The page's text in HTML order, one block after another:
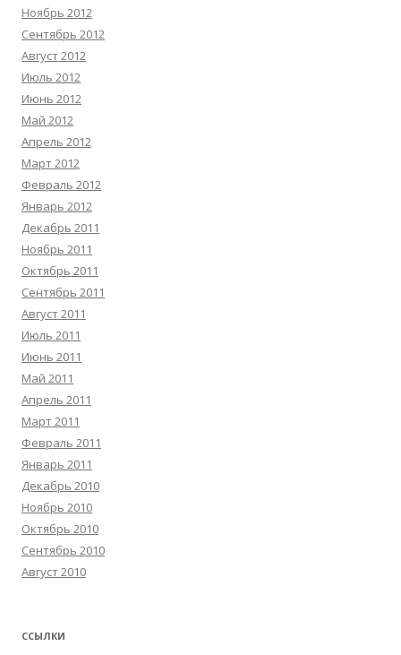
Ноябрь 2012
Сентябрь 2012
Август 2012
Июль 2012
Июнь 2012
Май 2012
Апрель 2012
Март 2012
Февраль 2012
Январь 2012
Декабрь 2011
Ноябрь 2011
Октябрь 2011
Сентябрь 2011
Август 2011
Июль 2011
Июнь 2011
Май 2011
Апрель 2011
Март 2011
Февраль 2011
Январь 2011
Декабрь 2010
Ноябрь 2010
Октябрь 2010
Сентябрь 2010
Август 2010
ССЫЛКИ